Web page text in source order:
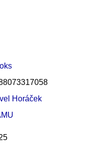
Horáček